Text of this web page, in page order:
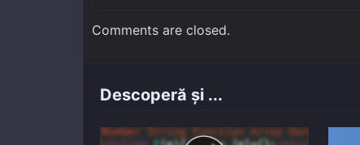
Comments are closed.
Descoperă și ...